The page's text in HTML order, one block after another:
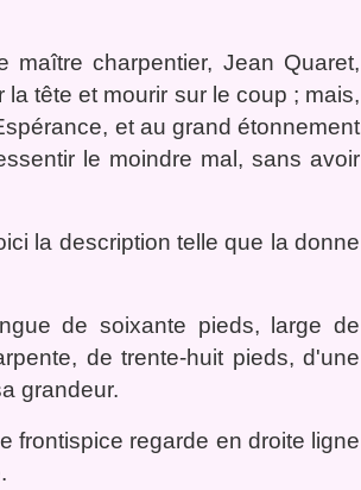
maître charpentier, Jean Quaret,
tête et mourir sur le coup ; mais,
et au grand étonnement
le moindre mal, sans avoir
la description telle que la donne
de soixante pieds, large de
de trente-huit pieds, d'une
grandeur.
frontispice regarde en droite ligne